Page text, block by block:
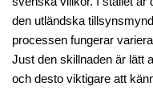
den utländska
processen fungerar
Just den skillnaden är lätt
och desto viktigare att